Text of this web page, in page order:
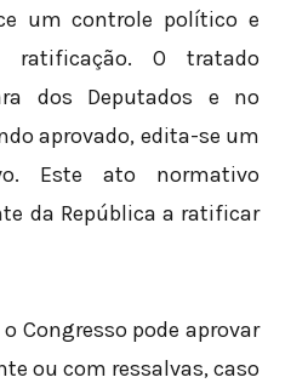
um controle político e
ratificação. O tratado
dos Deputados e no
aprovado, edita-se um
Este ato normativo
da República a ratificar
Congresso pode aprovar
ou com ressalvas, caso